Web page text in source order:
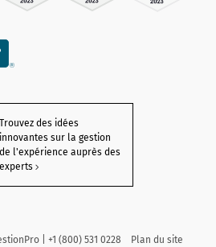
Trouvez des idées
innovantes sur la gestion
de l'expérience auprès des
experts
| +1 (800) 531 0228 Plan du site